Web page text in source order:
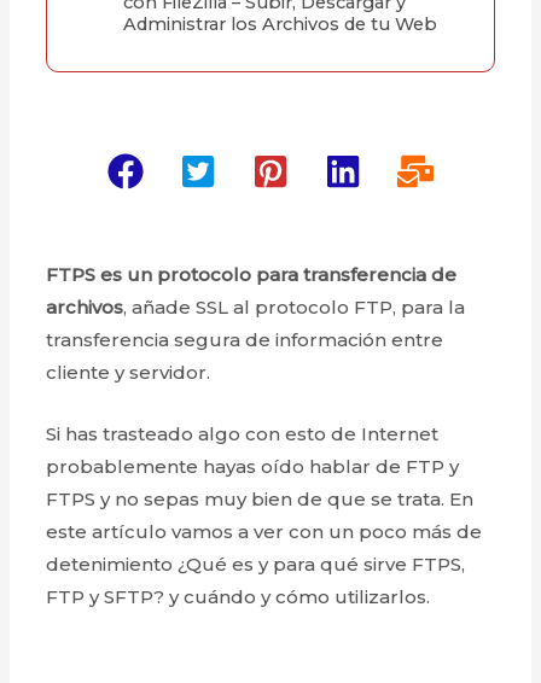
Administrar los Archivos de tu Web
FTPS es un protocolo para transferencia de
archivos, añade SSL al protocolo FTP, para la
transferencia segura de información entre
cliente y servidor.
Si has trasteado algo con esto de Internet
probablemente hayas oído hablar de FTP y
FTPS y no sepas muy bien de que se trata. En
este artículo vamos a ver con un poco más de
detenimiento ¿Qué es y para qué sirve FTPS,
FTP y SFTP? y cuándo y cómo utilizarlos.